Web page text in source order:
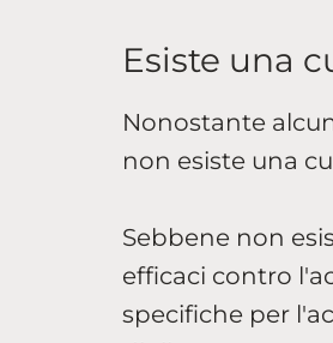
Esiste una
Nonostante
non esiste una
Sebbene non
efficaci contro
specifiche per